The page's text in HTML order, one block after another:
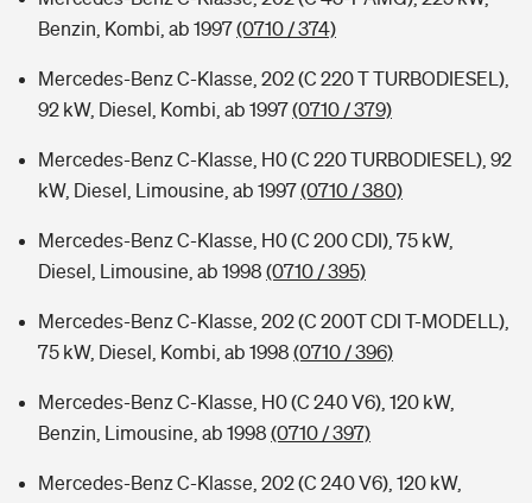
Benzin, Kombi, ab 1997(0710 / 374)
Mercedes-Benz C-Klasse, 202 (C 220 T TURBODIESEL),
92 kW, Diesel, Kombi, ab 1997(0710 / 379)
Mercedes-Benz C-Klasse, H0 (C 220 TURBODIESEL), 92
kW, Diesel, Limousine, ab 1997(0710 / 380)
Mercedes-Benz C-Klasse, H0 (C 200 CDI), 75 kW,
Diesel, Limousine, ab 1998 (0710 / 395)
Mercedes-Benz C-Klasse, 202 (C 200T CDI T-MODELL),
75 kW, Diesel, Kombi, ab 1998 (0710 / 396)
Mercedes-Benz C-Klasse, H0 (C 240 V6), 120 kW,
Benzin, Limousine, ab 1998 (0710 / 397)
Mercedes-Benz C-Klasse, 202 (C 240 V6), 120 kW,